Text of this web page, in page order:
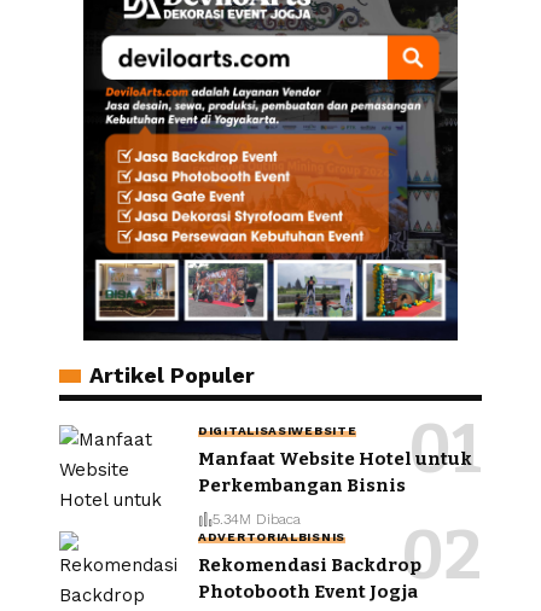
Artikel Populer
DIGITALISASIWEBSITE
Manfaat Website Hotel untuk
Perkembangan Bisnis
5.34M Dibaca
ADVERTORIALBISNIS
Rekomendasi Backdrop
Photobooth Event Jogja